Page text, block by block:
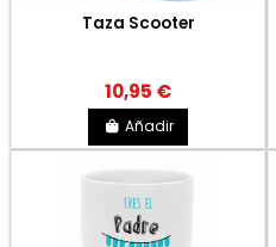
Taza Scooter
10,95 €
Añadir